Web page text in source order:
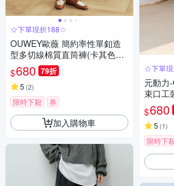
☆下單現折188☆
OUWEY歐薇 簡約率性單釦造
型多切線棉質直筒褲(卡其色；
S-L)3223026416
$680 79折
5 (2)
限時下殺 券
加入購物車
☆下單
元動力
束口工
326804
$680
5 (1)
限時下